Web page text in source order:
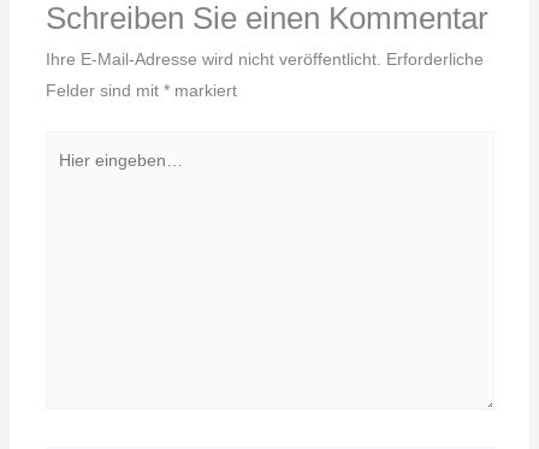
Schreiben Sie einen Kommentar
Ihre E-Mail-Adresse wird nicht veröffentlicht. Erforderliche
Felder sind mit *markiert